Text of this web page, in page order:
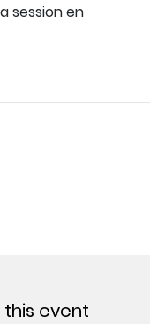
session en
event